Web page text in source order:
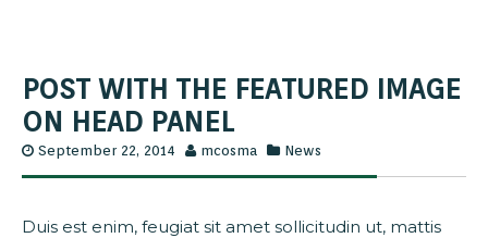
POST WITH THE FEATURED IMAGE
ON HEAD PANEL
September 22, 2014 mcosma News
Duis est enim, feugiat sit amet sollicitudin ut, mattis